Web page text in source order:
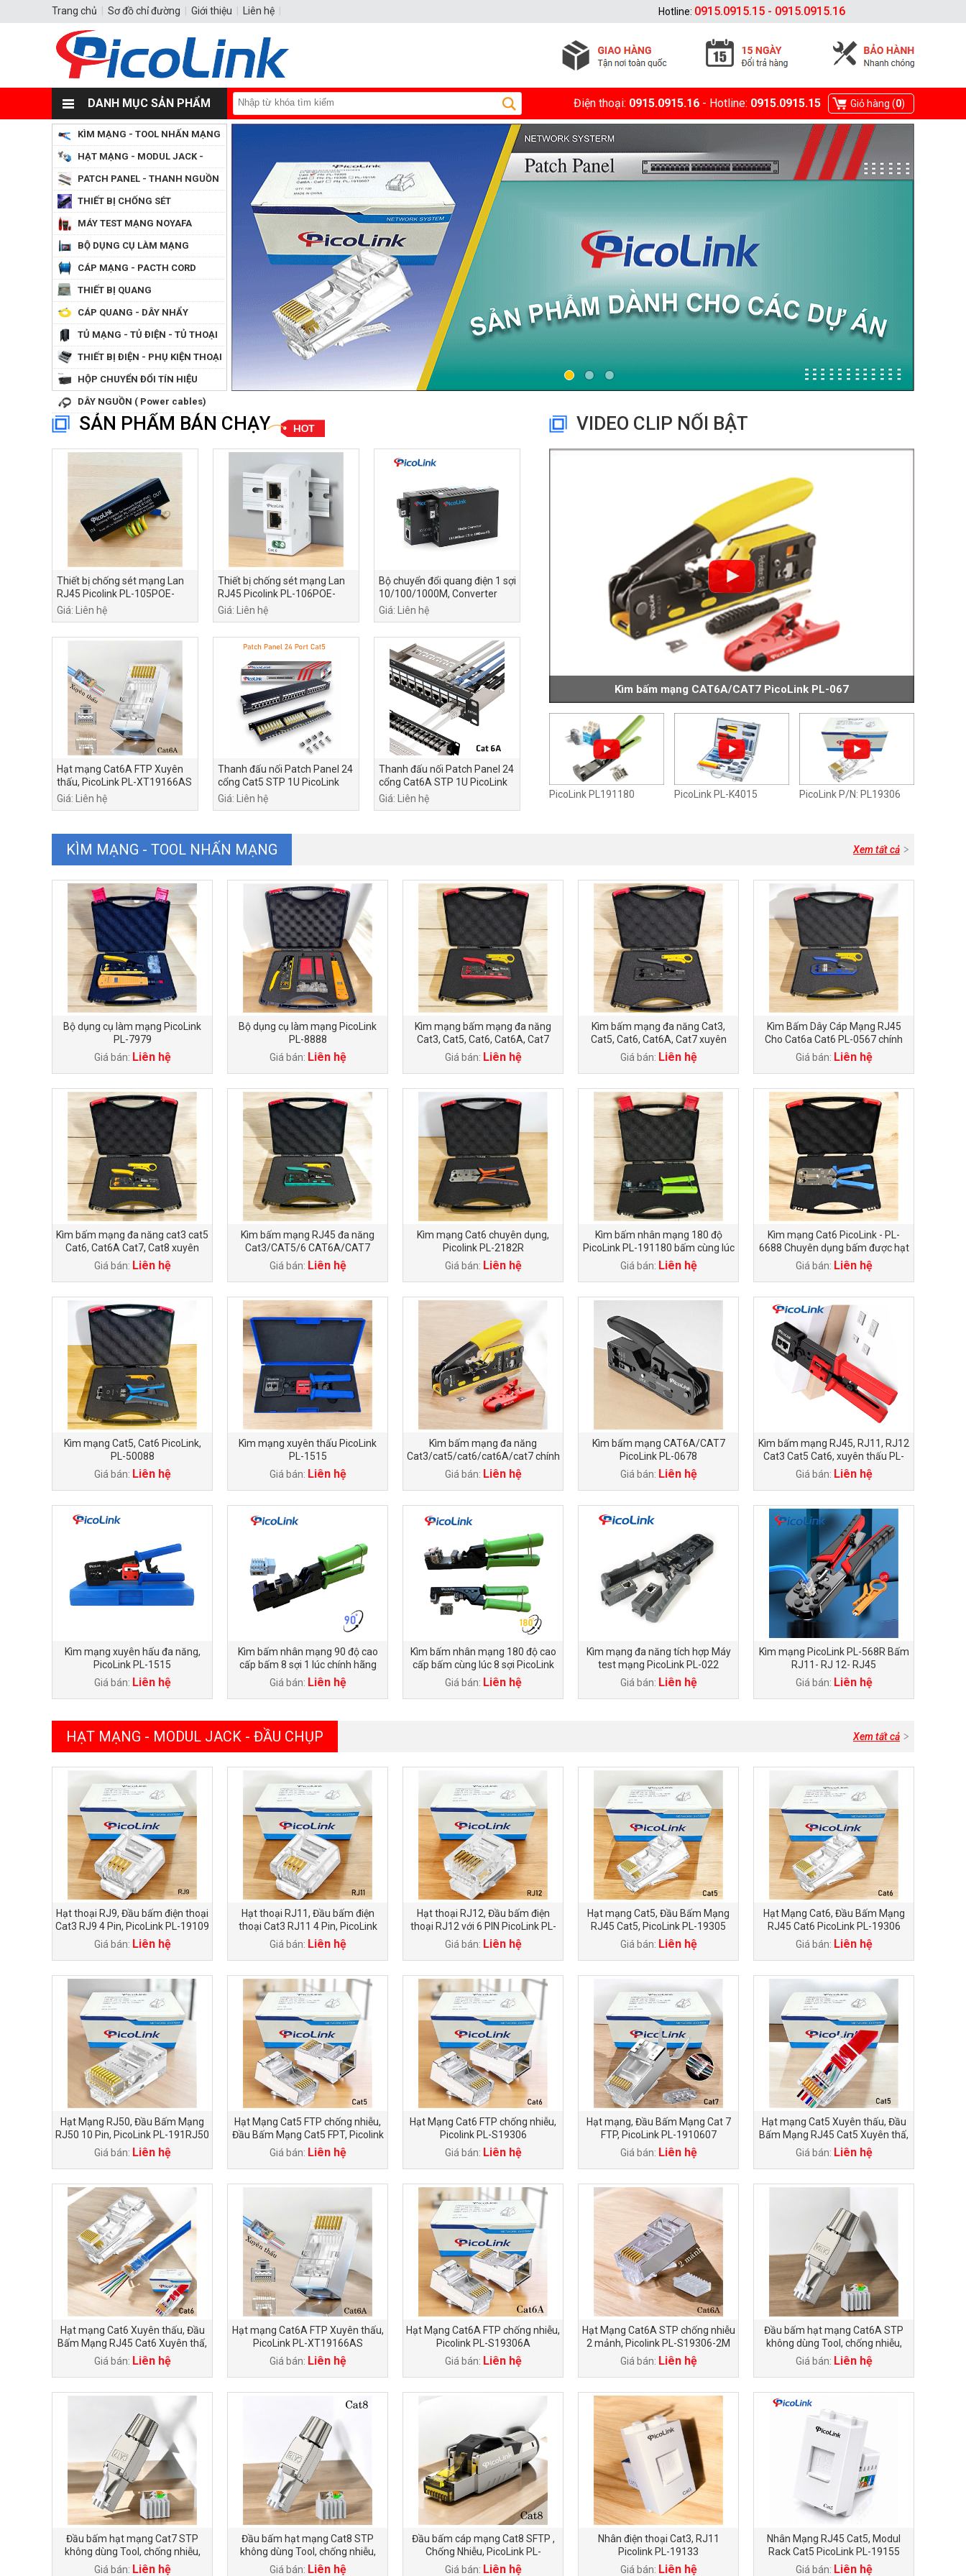
DANH MỤC SẢN PHẨM
KÌM MẠNG - TOOL NHẤN MẠNG
HẠT MẠNG - MODUL JACK -
ĐẦU CHỤP
PATCH PANEL - THANH NGUỒN
PDU
THIẾT BỊ CHỐNG SÉT
MÁY TEST MẠNG NOYAFA
BỘ DỤNG CỤ LÀM MẠNG
CÁP MẠNG - PACTH CORD
THIẾT BỊ QUANG
CÁP QUANG - DÂY NHẨY
QUANG
TỦ MẠNG - TỦ ĐIỆN - TỦ THOẠI
THIẾT BỊ ĐIỆN - PHỤ KIỆN THOẠI
HỘP CHUYỂN ĐỔI TÍN HIỆU
DÂY NGUỒN ( Power cables)
Điện thoại: 0915.0915.16 - Hotline: 0915.0915.15 Giỏ hàng (0)
VIDEO CLIP NỔI BẬT
Kìm bấm mạng CAT6A/CAT7 PicoLink PL-067
PicoLink PL191180 PicoLink PL-K4015 PicoLink P/N: PL19306
SẢN PHẨM BÁN CHẠY
Thiết bị chống sét mạng Lan
RJ45 Picolink PL-105POE-
E1000
Giá: Liên hệ
Thiết bị chống sét mạng Lan
RJ45 Picolink PL-106POE-
E1000
Giá: Liên hệ
Bộ chuyển đổi quang điện 1 sợi
10/100/1000M, Converter
PicoLink PL-GS-01A/B
Giá: Liên hệ
Hạt mạng Cat6A FTP Xuyên
thấu, PicoLink PL-XT19166AS
Giá: Liên hệ
Thanh đấu nối Patch Panel 24
cổng Cat5 STP 1U PicoLink
P/N: PL-S1U24 -C5
Giá: Liên hệ
Thanh đấu nối Patch Panel 24
cổng Cat6A STP 1U PicoLink
PL-F1U24P-C6A
Giá: Liên hệ
Xem tất cả
KÌM MẠNG - TOOL NHẤN MẠNG
Bộ dụng cụ làm mạng PicoLink
PL-7979
Giá bán: Liên hệ
Bộ dụng cụ làm mạng PicoLink
PL-8888
Giá bán: Liên hệ
Kìm mạng bấm mạng đa năng
Cat3, Cat5, Cat6, Cat6A, Cat7
xuyên thấu PL-8989
Giá bán: Liên hệ
Kìm bấm mạng đa năng Cat3,
Cat5, Cat6, Cat6A, Cat7 xuyên
thấu PicoLink PL-0678
Giá bán: Liên hệ
Kìm Bấm Dây Cáp Mạng RJ45
Cho Cat6a Cat6 PL-0567 chính
hãng PicoLink
Giá bán: Liên hệ
Kìm bấm mạng đa năng cat3 cat5
Cat6, Cat6A Cat7, Cat8 xuyên
thấu PicoLink PL-067
Giá bán: Liên hệ
Kìm bấm mạng RJ45 đa năng
Cat3/CAT5/6 CAT6A/CAT7
PicoLink PL-0679
Giá bán: Liên hệ
Kìm mạng Cat6 chuyên dụng,
Picolink PL-2182R
Giá bán: Liên hệ
Kìm bấm nhân mạng 180 độ
PicoLink PL-191180 bấm cùng lúc
8 sợi
Giá bán: Liên hệ
Kìm mạng Cat6 PicoLink - PL-
6688 Chuyên dụng bấm được hạt
mạng cat6 từ 1-3 mảnh
Giá bán: Liên hệ
Kìm mạng Cat5, Cat6 PicoLink,
PL-50088
Giá bán: Liên hệ
Kìm mạng xuyên thấu PicoLink
PL-1515
Giá bán: Liên hệ
Kìm bấm mạng đa năng
Cat3/cat5/cat6/cat6A/cat7 chính
hãng PicoLink PL-067
Giá bán: Liên hệ
Kìm bấm mạng CAT6A/CAT7
PicoLink PL-0678
Giá bán: Liên hệ
Kìm bấm mạng RJ45, RJ11, RJ12
Cat3 Cat5 Cat6, xuyên thấu PL-
688 PicoLink
Giá bán: Liên hệ
Kìm mạng xuyên hấu đa năng,
PicoLink PL-1515
Giá bán: Liên hệ
Kìm bấm nhân mạng 90 độ cao
cấp bấm 8 sợi 1 lúc chính hãng
PicoLink PL19190
Giá bán: Liên hệ
Kìm bấm nhân mạng 180 độ cao
cấp bấm cùng lúc 8 sợi PicoLink
PL-191180
Giá bán: Liên hệ
Kìm mạng đa năng tích hợp Máy
test mạng PicoLink PL-022
Giá bán: Liên hệ
Kìm mạng PicoLink PL-568R Bấm
RJ11- RJ 12- RJ45
Giá bán: Liên hệ
Xem tất cả
HẠT MẠNG - MODUL JACK - ĐẦU CHỤP
Hạt thoại RJ9, Đầu bấm điện thoại
Cat3 RJ9 4 Pin, PicoLink PL-19109
Giá bán: Liên hệ
Hạt thoại RJ11, Đầu bấm điện
thoại Cat3 RJ11 4 Pin, PicoLink
PL-19111
Giá bán: Liên hệ
Hạt thoại RJ12, Đầu bấm điện
thoại RJ12 với 6 PIN PicoLink PL-
19112
Giá bán: Liên hệ
Hạt mạng Cat5, Đầu Bấm Mạng
RJ45 Cat5, PicoLink PL-19305
Giá bán: Liên hệ
Hạt Mạng Cat6, Đầu Bấm Mạng
RJ45 Cat6 PicoLink PL-19306
Giá bán: Liên hệ
Hạt Mạng RJ50, Đầu Bấm Mạng
RJ50 10 Pin, PicoLink PL-191RJ50
Giá bán: Liên hệ
Hạt Mạng Cat5 FTP chống nhiễu,
Đầu Bấm Mạng Cat5 FPT, Picolink
PL-S19305
Giá bán: Liên hệ
Hạt Mạng Cat6 FTP chống nhiễu,
Picolink PL-S19306
Giá bán: Liên hệ
Hạt mạng, Đầu Bấm Mạng Cat 7
FTP, PicoLink PL-1910607
Giá bán: Liên hệ
Hạt mạng Cat5 Xuyên thấu, Đầu
Bấm Mạng RJ45 Cat5 Xuyên thấ,
PicoLink PL-XT19155
Giá bán: Liên hệ
Hạt mạng Cat6 Xuyên thấu, Đầu
Bấm Mạng RJ45 Cat6 Xuyên thấ,
PicoLink PL-XT19166
Giá bán: Liên hệ
Hạt mạng Cat6A FTP Xuyên thấu,
PicoLink PL-XT19166AS
Giá bán: Liên hệ
Hạt Mạng Cat6A FTP chống nhiễu,
Picolink PL-S19306A
Giá bán: Liên hệ
Hạt Mạng Cat6A STP chống nhiễu
2 mảnh, Picolink PL-S19306-2M
Giá bán: Liên hệ
Đầu bấm hạt mạng Cat6A STP
không dùng Tool, chống nhiễu,
PicoLink PL-KT6A
Giá bán: Liên hệ
Đầu bấm hạt mạng Cat7 STP
không dùng Tool, chống nhiễu,
Picolink PL-KT7
Giá bán: Liên hệ
Đầu bấm hạt mạng Cat8 STP
không dùng Tool, chống nhiễu,
Picolink PL-KT8
Giá bán: Liên hệ
Đầu bấm cáp mạng Cat8 SFTP ,
Chống Nhiễu, PicoLink PL-
111998A
Giá bán: Liên hệ
Nhân điện thoại Cat3, RJ11
Picolink PL-19133
Giá bán: Liên hệ
Nhân Mạng RJ45 Cat5, Modul
Rack Cat5 PicoLink PL-19155
Giá bán: Liên hệ
Trang chủ Sơ đồ chỉ đường Giới thiệu Liên hệ Hotline: 0915.0915.15 - 0915.0915.16